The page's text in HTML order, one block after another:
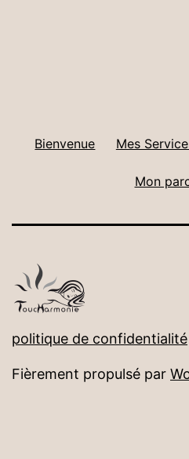
Bienvenue Mes
Mon
politique de confidentialité
Fièrement propulsé par